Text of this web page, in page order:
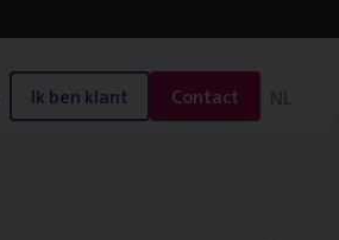
Ik ben klant Contact NL